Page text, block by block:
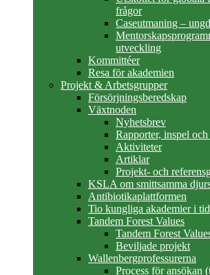
frågor
Caseutmaning –
utveckling
Kommittéer
Resa för akademien
Projekt & Arbetsgrupper
Försörjningsberedskap
Växtnoden
Nyhetsbrev
Rapporter, inspel
Aktiviteter
Artiklar
Projekt- och
KSLA om smittsamma
Antibiotikaplattformen
Tio kungliga akademier i
Tandem Forest Values
Tandem Forest
Beviljade projekt
Wallenbergprofessurerna
Process för ansökan